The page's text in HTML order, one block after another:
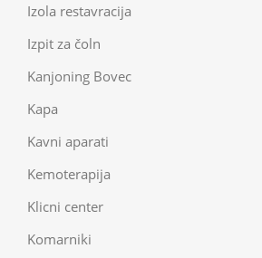
Izola restavracija
Izpit za čoln
Kanjoning Bovec
Kapa
Kavni aparati
Kemoterapija
Klicni center
Komarniki